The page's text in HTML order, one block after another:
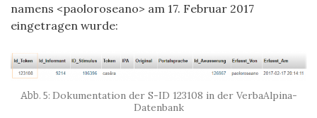
namens <paoloroseano> am 17. Februar 2017
eingetragen wurde:
Dokumentation der S-ID 123108 in der VerbaAlpina-
Datenbank